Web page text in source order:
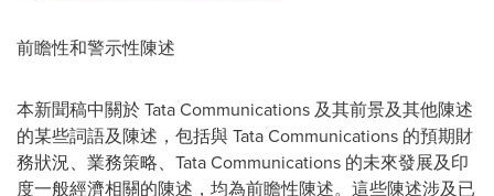
前瞻性和警示性陳述
本新聞稿中關於 Tata Communications 及其前景及其他陳述
的某些詞語及陳述，包括與 Tata Communications 的預期財
務狀況、業務策略、Tata Communications 的未來發展及印
度一般經濟相關的陳述，均為前瞻性陳述。這些陳述涉及已